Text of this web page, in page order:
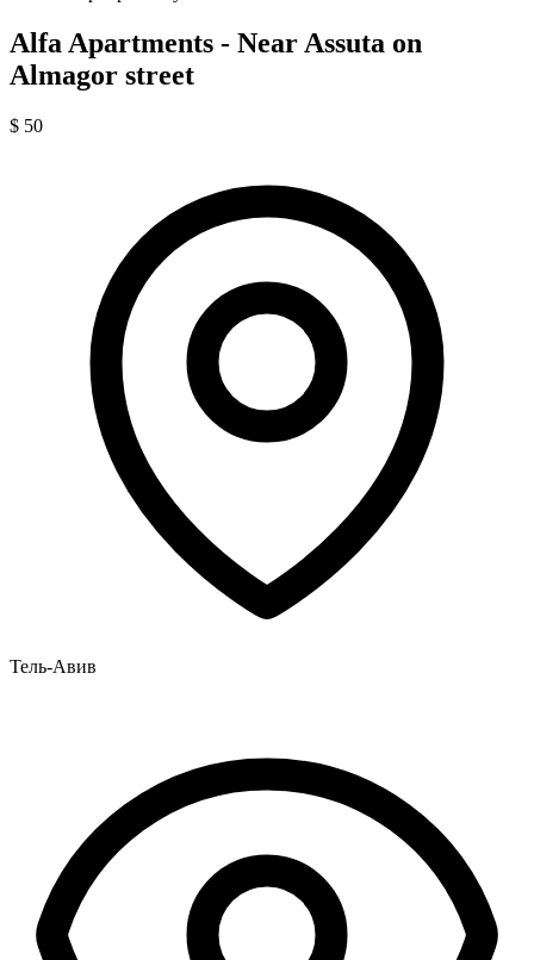
Alfa Apartments - Near Assuta on
Almagor street
$ 50
Тель-Авив